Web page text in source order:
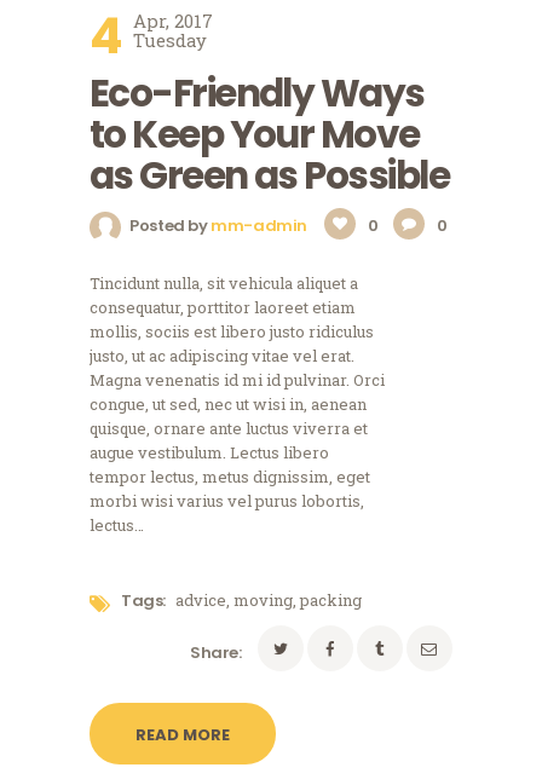
4 Apr, 2017
Tuesday
Eco-Friendly Ways
to Keep Your Move
as Green as Possible
Posted bymm-admin 0 0
Tincidunt nulla, sit vehicula aliquet a
consequatur, porttitor laoreet etiam
mollis, sociis est libero justo ridiculus
justo, ut ac adipiscing vitae vel erat.
Magna venenatis id mi id pulvinar. Orci
congue, ut sed, nec ut wisi in, aenean
quisque, ornare ante luctus viverra et
augue vestibulum. Lectus libero
tempor lectus, metus dignissim, eget
morbi wisi varius vel purus lobortis,
lectus…
Tags: advice,moving,packing
Share:
READ MORE